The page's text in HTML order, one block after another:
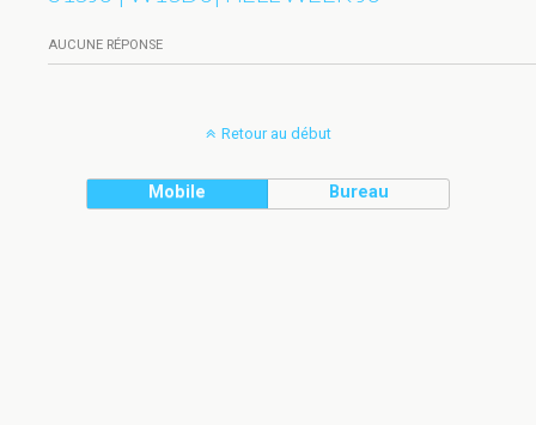
AUCUNE RÉPONSE
Retour au début
Mobile Bureau